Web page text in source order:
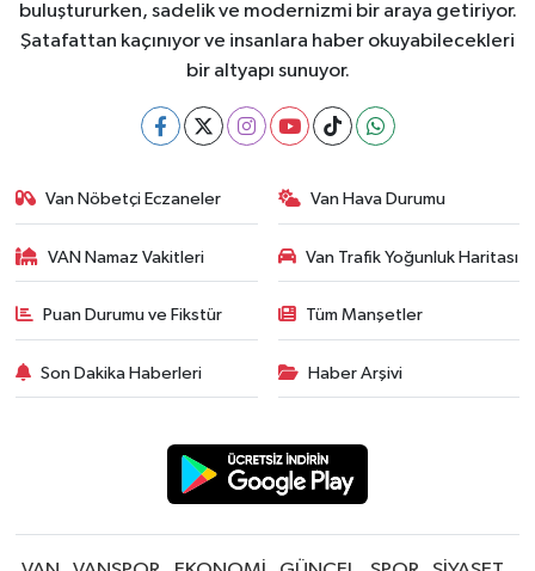
buluştururken, sadelik ve modernizmi bir araya getiriyor.
Şatafattan kaçınıyor ve insanlara haber okuyabilecekleri
bir altyapı sunuyor.
Van Nöbetçi Eczaneler Van Hava Durumu
VAN Namaz Vakitleri Van Trafik Yoğunluk Haritası
Puan Durumu ve Fikstür Tüm Manşetler
Son Dakika Haberleri Haber Arşivi